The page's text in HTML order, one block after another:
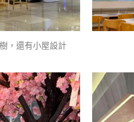
，還有小屋設計